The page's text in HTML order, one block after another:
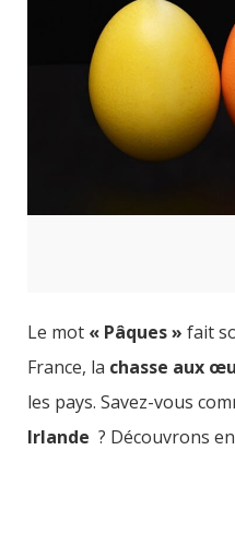
Le mot « Pâques » fait
France, la chasse aux
les pays. Savez-vous
Irlande ? Découvrons